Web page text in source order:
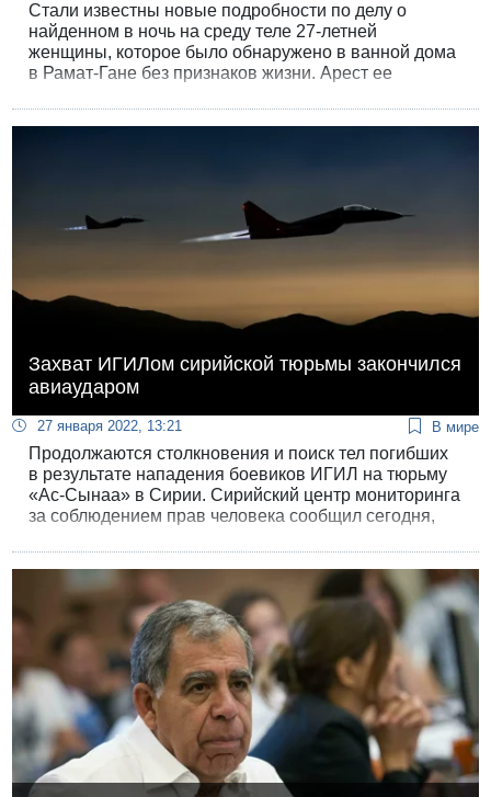
Стали известны новые подробности по делу о
найденном в ночь на среду теле 27-летней
женщины, которое было обнаружено в ванной дома
в Рамат-Гане без признаков жизни. Арест ее
мертвой, продлен на три дня. Судья на
Захват ИГИЛом сирийской тюрьмы закончился
авиаударом
27 января 2022, 13:21 В мире
Продолжаются столкновения и поиск тел погибших
в результате нападения боевиков ИГИЛ на тюрьму
«Ас-Сынаа» в Сирии. Сирийский центр мониторинга
за соблюдением прав человека сообщил сегодня,
возросло до 211 человек, из них 151 человек —